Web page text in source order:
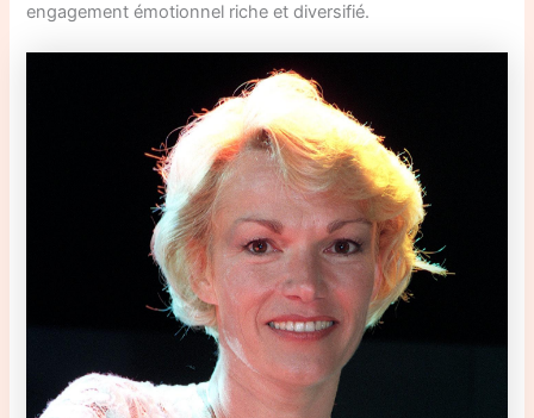
engagement émotionnel riche et diversifié.